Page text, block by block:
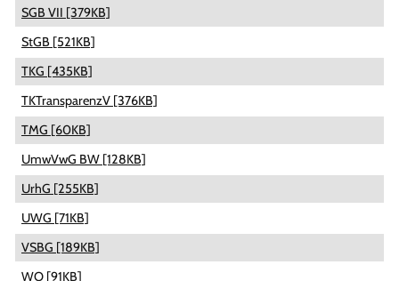
SGB VII [379KB]
StGB [521KB]
TKG [435KB]
TKTransparenzV [376KB]
TMG [60KB]
UmwVwG BW [128KB]
UrhG [255KB]
UWG [71KB]
VSBG [189KB]
WO [91KB]